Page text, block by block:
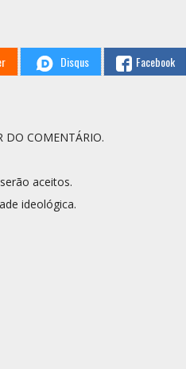
Disqus Facebook
DO COMENTÁRIO.
aceitos.
ideológica.